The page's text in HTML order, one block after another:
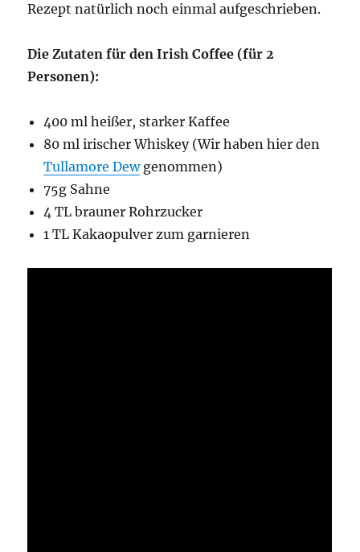
Rezept natürlich noch einmal aufgeschrieben.
Die Zutaten für den Irish Coffee (für 2
Personen):
400 ml heißer, starker Kaffee
80 ml irischer Whiskey (Wir haben hier den
Tullamore Dewgenommen)
75g Sahne
4 TL brauner Rohrzucker
1 TL Kakaopulver zum garnieren